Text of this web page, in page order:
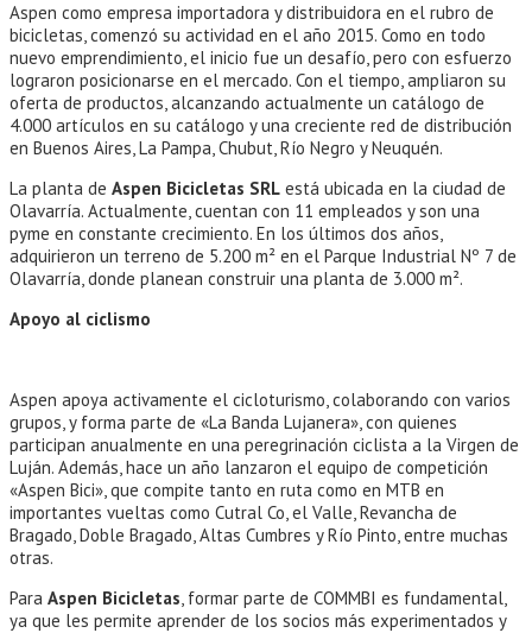
Aspen como empresa importadora y distribuidora en el rubro de
bicicletas, comenzó su actividad en el año 2015. Como en todo
nuevo emprendimiento, el inicio fue un desafío, pero con esfuerzo
lograron posicionarse en el mercado. Con el tiempo, ampliaron su
oferta de productos, alcanzando actualmente un catálogo de
4.000 artículos en su catálogo y una creciente red de distribución
en Buenos Aires, La Pampa, Chubut, Río Negro y Neuquén.
La planta de Aspen Bicicletas SRL está ubicada en la ciudad de
Olavarría. Actualmente, cuentan con 11 empleados y son una
pyme en constante crecimiento. En los últimos dos años,
adquirieron un terreno de 5.200 m² en el Parque Industrial Nº 7 de
Olavarría, donde planean construir una planta de 3.000 m².
Apoyo al ciclismo
Aspen apoya activamente el cicloturismo, colaborando con varios
grupos, y forma parte de «La Banda Lujanera», con quienes
participan anualmente en una peregrinación ciclista a la Virgen de
Luján. Además, hace un año lanzaron el equipo de competición
«Aspen Bici», que compite tanto en ruta como en MTB en
importantes vueltas como Cutral Co, el Valle, Revancha de
Bragado, Doble Bragado, Altas Cumbres y Río Pinto, entre muchas
otras.
Para Aspen Bicicletas, formar parte de COMMBI es fundamental,
ya que les permite aprender de los socios más experimentados y